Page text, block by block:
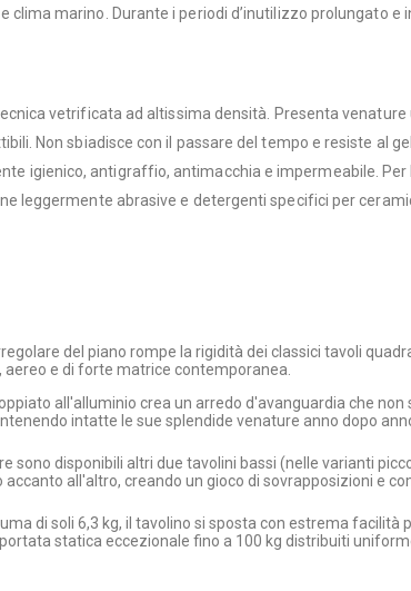
marino. Durante i periodi d’inutilizzo prolungato e
vetrificata ad altissima densità. Presenta
Non sbiadisce con il passare del tempo e resiste al
igienico, antigraffio, antimacchia e impermeabile.
leggermente abrasive e detergenti specifici per
del piano rompe la rigidità dei classici tavoli
e di forte matrice contemporanea.
all'alluminio crea un arredo d'avanguardia che
intatte le sue splendide venature anno dopo
sono disponibili altri due tavolini bassi (nelle varianti
all'altro, creando un gioco di sovrapposizioni e
di soli 6,3 kg, il tavolino si sposta con estrema
statica eccezionale fino a 100 kg distribuiti